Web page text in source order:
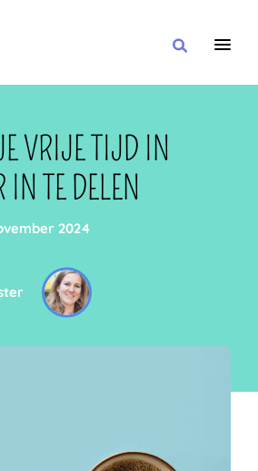
IN DE BUURT VAN
VRIJE TIJD IN
TE DELEN
2024